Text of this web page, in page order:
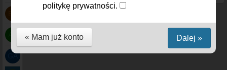
GA
politykę prywatności.
« Mam już konto Dalej »